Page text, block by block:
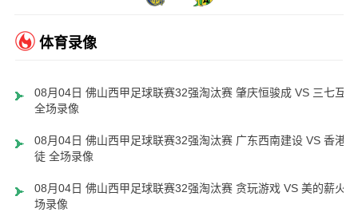
体育录像
08月04日 佛山西甲足球联赛32强淘汰赛 肇庆恒骏成 VS 三七互娱
全场录像
08月04日 佛山西甲足球联赛32强淘汰赛 广东西南建设 VS 香港圣
徒 全场录像
08月04日 佛山西甲足球联赛32强淘汰赛 贪玩游戏 VS 美的薪火
场录像